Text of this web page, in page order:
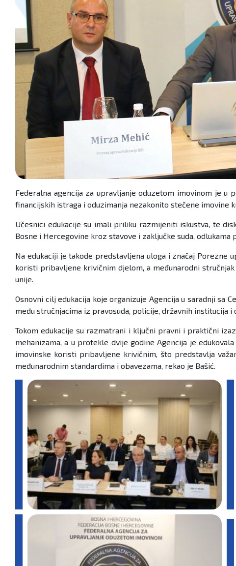
Federalna agencija za upravljanje oduzetom imovinom je u
financijskih istraga i oduzimanja nezakonito stečene imovine
Učesnici edukacije su imali priliku razmijeniti iskustva, te
Bosne i Hercegovine kroz stavove i zaključke suda,
Na edukaciji je takođe predstavljena uloga i značaj Porezne
koristi pribavljene krivičnim djelom, a međunarodni
unije.
Osnovni cilj edukacija koje organizuje Agencija u saradnji sa
među stručnjacima iz pravosuđa, policije, državnih institucija
Tokom edukacije su razmatrani i ključni pravni i praktični
mehanizama, a u protekle dvije godine Agencija je
imovinske koristi pribavljene krivičnim, što predstavlja
međunarodnim standardima i obavezama, rekao je Bašić.